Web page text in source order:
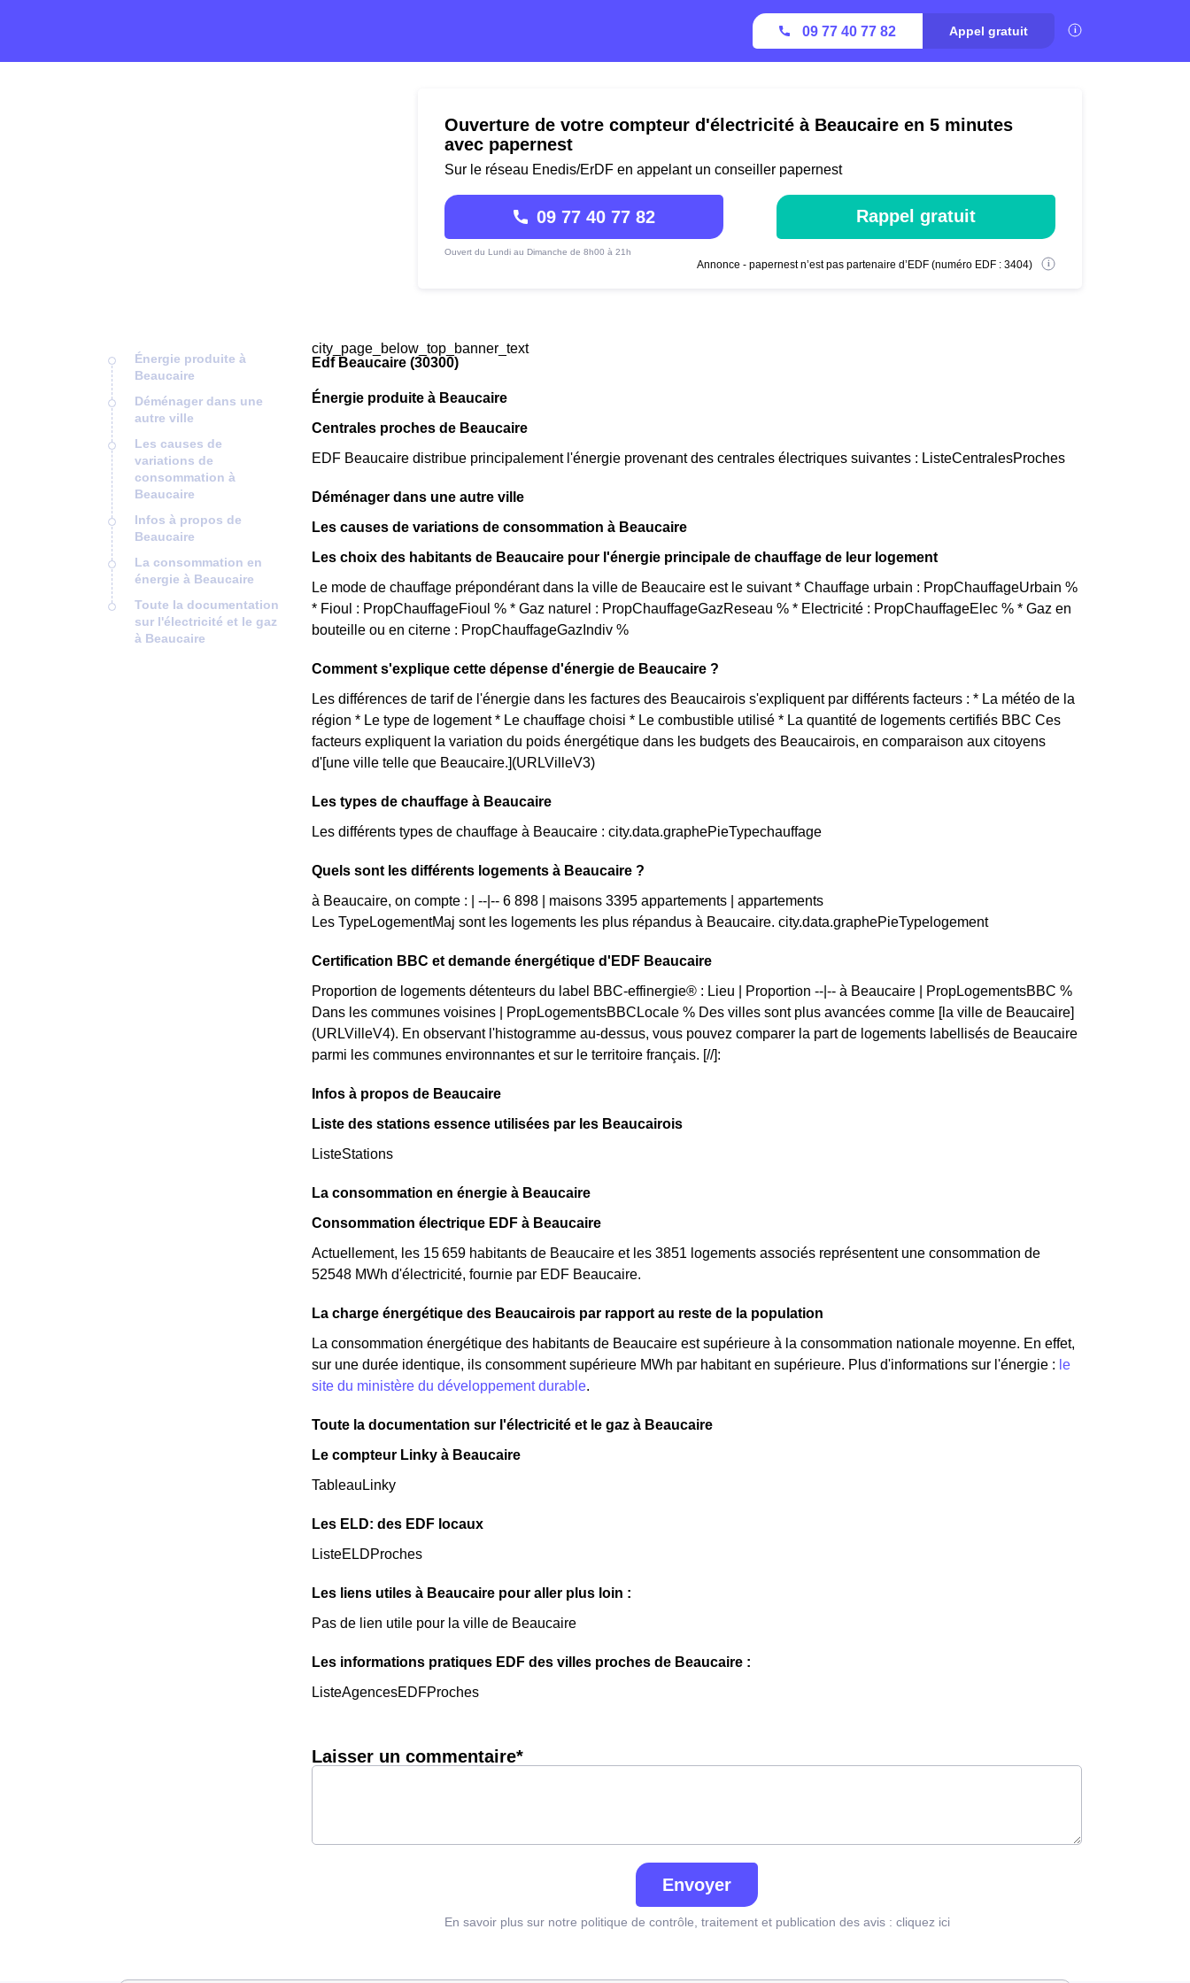
09 77 40 77 82 Appel gratuit
Ouverture de votre compteur d'électricité à Beaucaire en 5 minutes
avec papernest
Sur le réseau Enedis/ErDF en appelant un conseiller papernest
09 77 40 77 82
Ouvert du Lundi au Dimanche de 8h00 à 21h
Rappel gratuit
Annonce - papernest n’est pas partenaire d’EDF (numéro EDF : 3404)
Énergie produite à
Beaucaire
Déménager dans une
autre ville
Les causes de
variations de
consommation à
Beaucaire
Infos à propos de
Beaucaire
La consommation en
énergie à Beaucaire
Toute la documentation
sur l'électricité et le gaz
à Beaucaire
city_page_below_top_banner_text
Edf Beaucaire (30300)
Énergie produite à Beaucaire
Centrales proches de Beaucaire
EDF Beaucaire distribue principalement l'énergie provenant des centrales électriques suivantes : ListeCentralesProches
Déménager dans une autre ville
Les causes de variations de consommation à Beaucaire
Les choix des habitants de Beaucaire pour l'énergie principale de chauffage de leur logement
Le mode de chauffage prépondérant dans la ville de Beaucaire est le suivant * Chauffage urbain : PropChauffageUrbain %
* Fioul : PropChauffageFioul % * Gaz naturel : PropChauffageGazReseau % * Electricité : PropChauffageElec % * Gaz en
bouteille ou en citerne : PropChauffageGazIndiv %
Comment s'explique cette dépense d'énergie de Beaucaire ?
Les différences de tarif de l'énergie dans les factures des Beaucairois s'expliquent par différents facteurs : * La météo de la
région * Le type de logement * Le chauffage choisi * Le combustible utilisé * La quantité de logements certifiés BBC Ces
facteurs expliquent la variation du poids énergétique dans les budgets des Beaucairois, en comparaison aux citoyens
d'[une ville telle que Beaucaire.](URLVilleV3)
Les types de chauffage à Beaucaire
Les différents types de chauffage à Beaucaire : city.data.graphePieTypechauffage
Quels sont les différents logements à Beaucaire ?
à Beaucaire, on compte : | --|-- 6 898 | maisons 3395 appartements | appartements
Les TypeLogementMaj sont les logements les plus répandus à Beaucaire. city.data.graphePieTypelogement
Certification BBC et demande énergétique d'EDF Beaucaire
Proportion de logements détenteurs du label BBC-effinergie® : Lieu | Proportion --|-- à Beaucaire | PropLogementsBBC %
Dans les communes voisines | PropLogementsBBCLocale % Des villes sont plus avancées comme [la ville de Beaucaire]
(URLVilleV4). En observant l'histogramme au-dessus, vous pouvez comparer la part de logements labellisés de Beaucaire
parmi les communes environnantes et sur le territoire français. [//]:
Infos à propos de Beaucaire
Liste des stations essence utilisées par les Beaucairois
ListeStations
La consommation en énergie à Beaucaire
Consommation électrique EDF à Beaucaire
Actuellement, les 15 659 habitants de Beaucaire et les 3851 logements associés représentent une consommation de
52548 MWh d'électricité, fournie par EDF Beaucaire.
La charge énergétique des Beaucairois par rapport au reste de la population
La consommation énergétique des habitants de Beaucaire est supérieure à la consommation nationale moyenne. En effet,
sur une durée identique, ils consomment supérieure MWh par habitant en supérieure. Plus d'informations sur l'énergie : le
site du ministère du développement durable.
Toute la documentation sur l'électricité et le gaz à Beaucaire
Le compteur Linky à Beaucaire
TableauLinky
Les ELD: des EDF locaux
ListeELDProches
Les liens utiles à Beaucaire pour aller plus loin :
Pas de lien utile pour la ville de Beaucaire
Les informations pratiques EDF des villes proches de Beaucaire :
ListeAgencesEDFProches
Laisser un commentaire*
Envoyer
En savoir plus sur notre politique de contrôle, traitement et publication des avis : cliquez ici